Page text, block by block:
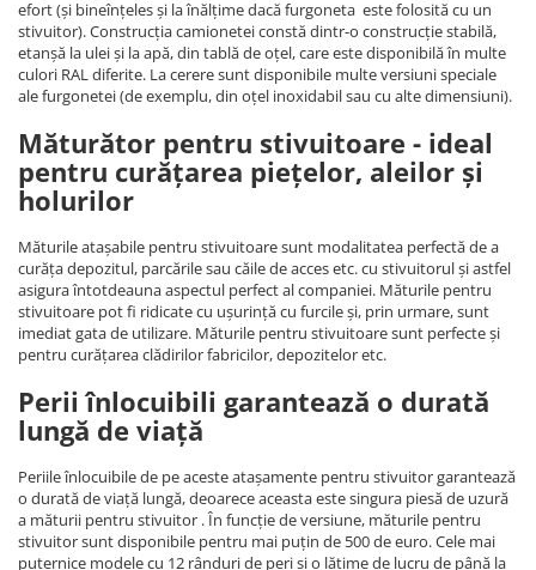
efort (și bineînțeles și la înălțime dacă furgoneta este folosită cu un
stivuitor). Construcția camionetei constă dintr-o construcție stabilă,
etanșă la ulei și la apă, din tablă de oțel, care este disponibilă în multe
culori RAL diferite. La cerere sunt disponibile multe versiuni speciale
ale furgonetei (de exemplu, din oțel inoxidabil sau cu alte dimensiuni).
Măturător pentru stivuitoare - ideal
pentru curățarea piețelor, aleilor și
holurilor
Măturile atașabile pentru stivuitoare sunt modalitatea perfectă de a
curăța depozitul, parcările sau căile de acces etc. cu stivuitorul și astfel
asigura întotdeauna aspectul perfect al companiei. Măturile pentru
stivuitoare pot fi ridicate cu ușurință cu furcile și, prin urmare, sunt
imediat gata de utilizare. Măturile pentru stivuitoare sunt perfecte și
pentru curățarea clădirilor fabricilor, depozitelor etc.
Perii înlocuibili garantează o durată
lungă de viață
Periile înlocuibile de pe aceste atașamente pentru stivuitor garantează
o durată de viață lungă, deoarece aceasta este singura piesă de uzură
a măturii pentru stivuitor . În funcție de versiune, măturile pentru
stivuitor sunt disponibile pentru mai puțin de 500 de euro. Cele mai
puternice modele cu 12 rânduri de peri și o lățime de lucru de până la